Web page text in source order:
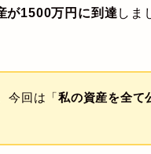
が1500万円に到達 しま
今回は「私の資産を全て